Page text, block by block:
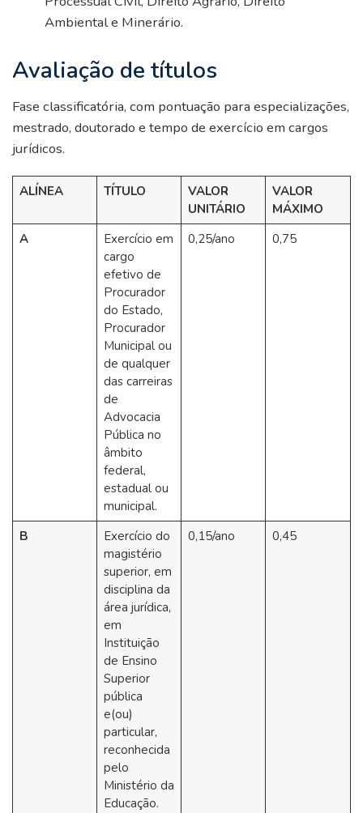
Ambiental e Minerário.
Avaliação de títulos
Fase classificatória, com pontuação para especializações,
mestrado, doutorado e tempo de exercício em cargos
jurídicos.
ALÍNEA TÍTULO
VALOR
UNITÁRIO
VALOR
MÁXIMO
A
Exercício em
cargo
efetivo de
Procurador
do Estado,
Procurador
Municipal ou
de qualquer
das carreiras
de
Advocacia
Pública no
âmbito
federal,
estadual ou
municipal.
0,25/ano 0,75
B
Exercício do
magistério
superior, em
disciplina da
área jurídica,
em
Instituição
de Ensino
Superior
pública
e(ou)
particular,
reconhecida
pelo
Ministério da
Educação.
0,15/ano 0,45